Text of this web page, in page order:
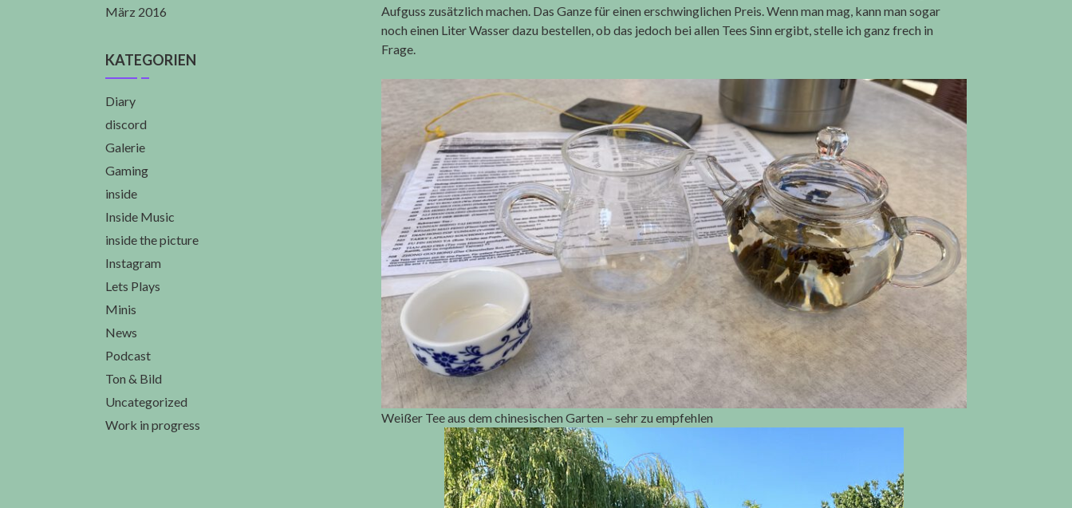
Aufguss zusätzlich machen. Das Ganze für einen erschwinglichen Preis. Wenn man mag, kann man sogar
noch einen Liter Wasser dazu bestellen, ob das jedoch bei allen Tees Sinn ergibt, stelle ich ganz frech in
Frage.
Weißer Tee aus dem chinesischen Garten – sehr zu empfehlen
März 2016
KATEGORIEN
Diary
discord
Galerie
Gaming
inside
Inside Music
inside the picture
Instagram
Lets Plays
Minis
News
Podcast
Ton & Bild
Uncategorized
Work in progress